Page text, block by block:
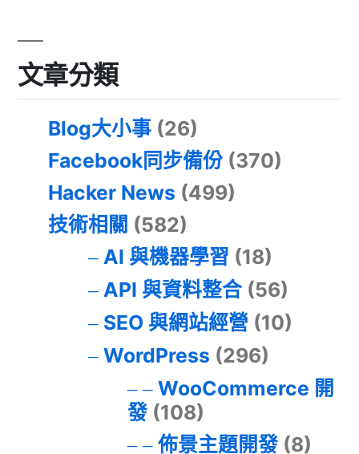
文章分類
Blog大小事 (26)
Facebook同步備份 (370)
Hacker News (499)
技術相關 (582)
AI 與機器學習 (18)
API 與資料整合(56)
SEO 與網站經營 (10)
WordPress (296)
WooCommerce 開
發(108)
佈景主題開發(8)